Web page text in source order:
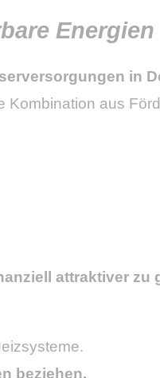
Energien
in
Kombination aus
attraktiver zu
beziehen.